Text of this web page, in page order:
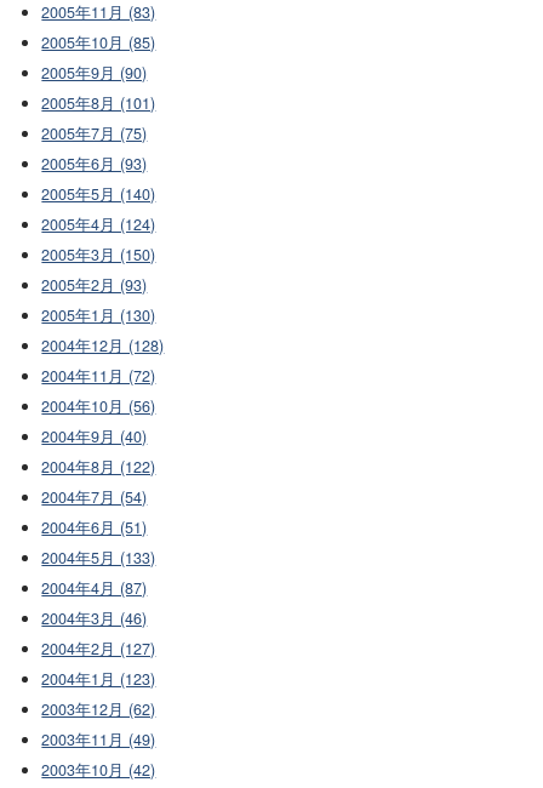
2005年11月 (83)
2005年10月 (85)
2005年9月 (90)
2005年8月 (101)
2005年7月 (75)
2005年6月 (93)
2005年5月 (140)
2005年4月 (124)
2005年3月 (150)
2005年2月 (93)
2005年1月 (130)
2004年12月 (128)
2004年11月 (72)
2004年10月 (56)
2004年9月 (40)
2004年8月 (122)
2004年7月 (54)
2004年6月 (51)
2004年5月 (133)
2004年4月 (87)
2004年3月 (46)
2004年2月 (127)
2004年1月 (123)
2003年12月 (62)
2003年11月 (49)
2003年10月 (42)